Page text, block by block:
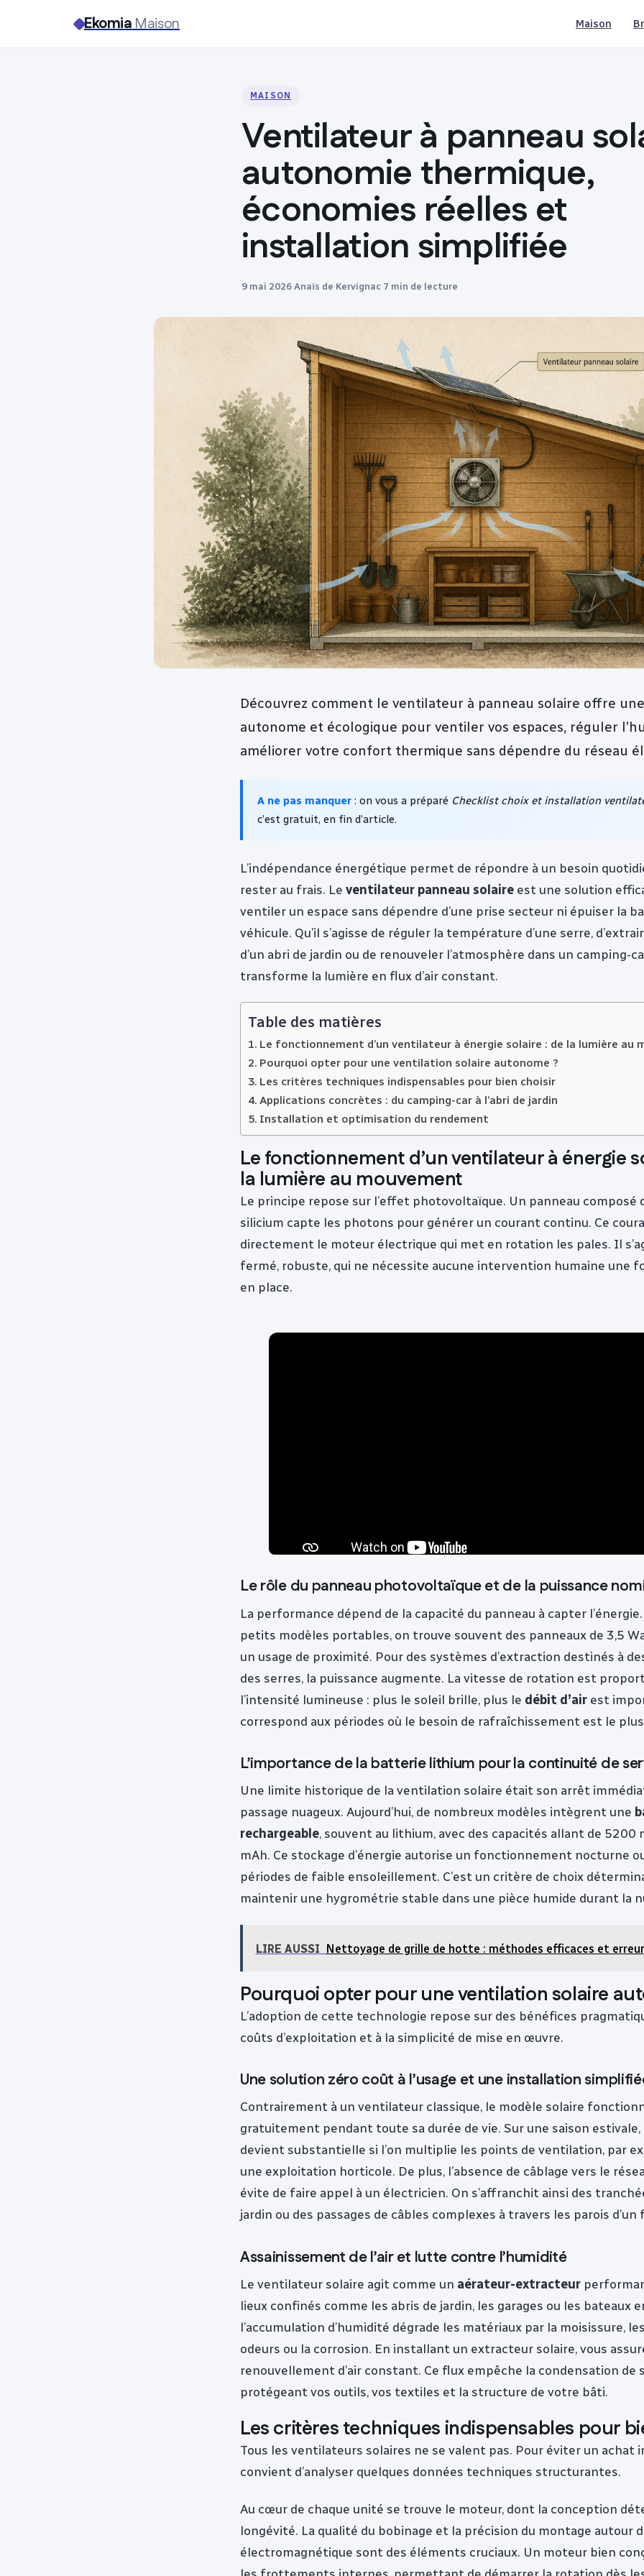
EkomiaMaison Maison
MAISON
Ventilateur à panneau
autonomie thermique,
économies réelles et
installation simplifiée
9 mai 2026Anaïs de Kervignac 7 min de lecture
Découvrez comment le ventilateur à panneau solaire offre
autonome et écologique pour ventiler vos espaces, réguler
améliorer votre confort thermique sans dépendre du réseau
A ne pas manquer : on vous a préparé Checklist choix et installation
c’est gratuit, en fin d’article.
L’indépendance énergétique permet de répondre à un besoin
rester au frais. Le ventilateur panneau solaire est une solution
ventiler un espace sans dépendre d’une prise secteur ni épuiser la
véhicule. Qu’il s’agisse de réguler la température d’une serre,
d’un abri de jardin ou de renouveler l’atmosphère dans un camping-
transforme la lumière en flux d’air constant.
Table des matières
Le fonctionnement d’un ventilateur à énergie solaire : de la lumière au
Pourquoi opter pour une ventilation solaire autonome ?
Les critères techniques indispensables pour bien choisir
Applications concrètes : du camping-car à l’abri de jardin
Installation et optimisation du rendement
Le fonctionnement d’un ventilateur à énergie
la lumière au mouvement
Le principe repose sur l’effet photovoltaïque. Un panneau composé
silicium capte les photons pour générer un courant continu. Ce
directement le moteur électrique qui met en rotation les pales. Il
fermé, robuste, qui ne nécessite aucune intervention humaine une
en place.
Le rôle du panneau photovoltaïque et de la puissance
La performance dépend de la capacité du panneau à capter
petits modèles portables, on trouve souvent des panneaux de 3,5
un usage de proximité. Pour des systèmes d’extraction destinés à
des serres, la puissance augmente. La vitesse de rotation est
l’intensité lumineuse : plus le soleil brille, plus le débit d’air est
correspond aux périodes où le besoin de rafraîchissement est le
L’importance de la batterie lithium pour la continuité de
Une limite historique de la ventilation solaire était son arrêt
passage nuageux. Aujourd’hui, de nombreux modèles intègrent une
rechargeable, souvent au lithium, avec des capacités allant de 5200
mAh. Ce stockage d’énergie autorise un fonctionnement nocturne
périodes de faible ensoleillement. C’est un critère de choix
maintenir une hygrométrie stable dans une pièce humide durant la
LIRE AUSSI Nettoyage de grille de hotte : méthodes efficaces et
Pourquoi opter pour une ventilation solaire
L’adoption de cette technologie repose sur des bénéfices
coûts d’exploitation et à la simplicité de mise en œuvre.
Une solution zéro coût à l’usage et une installation
Contrairement à un ventilateur classique, le modèle solaire
gratuitement pendant toute sa durée de vie. Sur une saison estivale,
devient substantielle si l’on multiplie les points de ventilation, par
une exploitation horticole. De plus, l’absence de câblage vers le
évite de faire appel à un électricien. On s’affranchit ainsi des
jardin ou des passages de câbles complexes à travers les parois d’un
Assainissement de l’air et lutte contre l’humidité
Le ventilateur solaire agit comme un aérateur-extracteur
lieux confinés comme les abris de jardin, les garages ou les bateaux
l’accumulation d’humidité dégrade les matériaux par la moisissure,
odeurs ou la corrosion. En installant un extracteur solaire, vous
renouvellement d’air constant. Ce flux empêche la condensation de
protégeant vos outils, vos textiles et la structure de votre bâti.
Les critères techniques indispensables pour
Tous les ventilateurs solaires ne se valent pas. Pour éviter un achat
convient d’analyser quelques données techniques structurantes.
Au cœur de chaque unité se trouve le moteur, dont la conception
longévité. La qualité du bobinage et la précision du montage autour
électromagnétique sont des éléments cruciaux. Un moteur bien